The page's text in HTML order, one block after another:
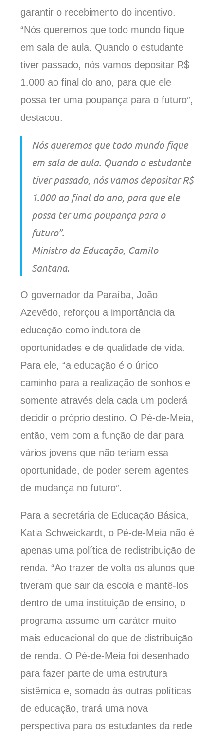
garantir o recebimento do incentivo.
“Nós queremos que todo mundo fique
em sala de aula. Quando o estudante
tiver passado, nós vamos depositar R$
1.000 ao final do ano, para que ele
possa ter uma poupança para o futuro”,
destacou.
Nós queremos que todo mundo fique
em sala de aula. Quando o estudante
tiver passado, nós vamos depositar R$
1.000 ao final do ano, para que ele
possa ter uma poupança para o
futuro”.
Ministro da Educação, Camilo
Santana.
O governador da Paraíba, João
Azevêdo, reforçou a importância da
educação como indutora de
oportunidades e de qualidade devida.
Para ele, “a educação é o único
caminho para a realização de sonhos e
somente através dela cada um poderá
decidir o próprio destino. O Pé-de-Meia,
então, vem com a função de dar para
vários jovens que não teriam essa
oportunidade, de poder serem agentes
de mudança no futuro”.
Para a secretária de Educação Básica,
Katia Schweickardt, o Pé-de-Meia não é
apenas uma política de redistribuição de
renda. “Ao trazer de volta os alunos que
tiveram que sair da escola e mantê-los
dentro de uma instituição de ensino, o
programa assume um caráter muito
mais educacional do que de distribuição
de renda. O Pé-de-Meia foi desenhado
para fazer parte de uma estrutura
sistêmica e, somado às outras políticas
de educação, trará uma nova
perspectiva para os estudantes da rede